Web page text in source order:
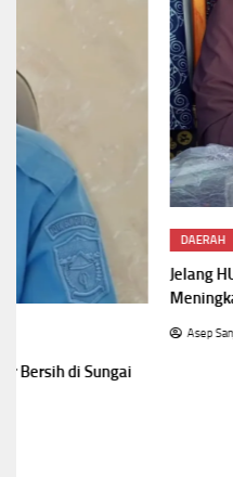
DAERAH SUNGAI PENUH
Jelang HUT ke-81 RI,
Meningkat
Agustus 8, 2026